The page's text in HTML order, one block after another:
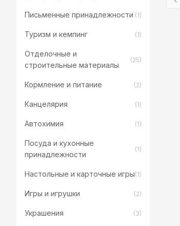
Письменные принадлежности (1)
Туризм и кемпинг (1)
Отделочные и
строительные материалы
(25)
Кормление и питание (2)
Канцелярия (1)
Автохимия (1)
Посуда и кухонные
принадлежности
(1)
Настольные и карточные игры(1)
Игры и игрушки (2)
Украшения (3)